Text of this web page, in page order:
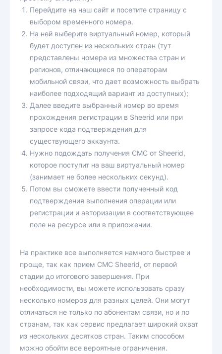
Перейдите на наш сайт и посетите страницу с
выбором временного номера.
На ней выберите виртуальный номер, который
будет доступен из нескольких стран (тут
представлены номера из множества стран и
регионов, отличающиеся по операторам
мобильной связи, что дает возможность выбрать
наиболее подходящий вариант из доступных);
Далее введите выбранный номер во время
прохождения регистрации в Sheerid или при
запросе кода подтверждения для
существующего аккаунта.
Нужно подождать получения СМС от Sheerid,
которое поступит на ваш виртуальный номер
(занимает не более нескольких секунд).
Потом вы сможете ввести полученный код
подтверждения выполнения операции или
регистрации и авторизации в соответствующее
поле на ресурсе или в приложении.
На практике все выполняется намного быстрее и
проще, так как прием СМС Sheerid, от первой
стадии до итогового завершения. При
необходимости, вы можете использовать сразу
несколько номеров для разных целей. Они могут
отличаться не только по абонентам связи, но и по
странам, так как сервис предлагает широкий охват
из нескольких десятков стран. Таким способом
можно обойти все вероятные ограничения.